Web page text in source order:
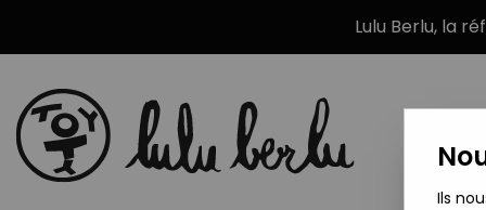
Lulu Berlu, la
Ils